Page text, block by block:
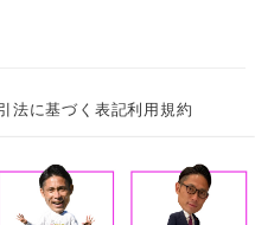
法に基づく表記利用規約